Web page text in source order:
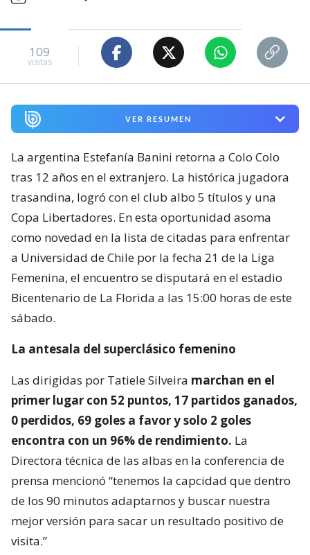
109
visitas
VER RESUMEN
La argentina Estefanía Banini retorna a Colo Colo
tras 12 años en el extranjero. La histórica jugadora
trasandina, logró con el club albo 5 títulos y una
Copa Libertadores. En esta oportunidad asoma
como novedad en la lista de citadas para enfrentar
a Universidad de Chile por la fecha 21 de la Liga
Femenina, el encuentro se disputará en el estadio
Bicentenario de La Florida a las 15:00 horas de este
sábado.
La antesala del superclásico femenino
Las dirigidas por Tatiele Silveira marchan en el
primer lugar con 52 puntos, 17 partidos ganados,
0 perdidos, 69 goles a favor y solo 2 goles
encontra con un 96% de rendimiento. La
Directora técnica de las albas en la conferencia de
prensa mencionó “tenemos la capcidad que dentro
de los 90 minutos adaptarnos y buscar nuestra
mejor versión para sacar un resultado positivo de
visita.”